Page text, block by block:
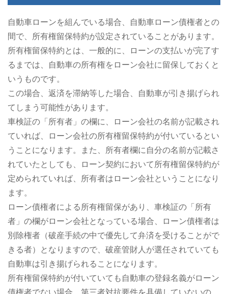
自動車ローンを組んでいる場合、自動車ローン債権者との
間で、所有権留保特約が設定されていることがあります。
所有権留保特約とは、一般的に、ローンの支払いが完了す
るまでは、自動車の所有権をローン会社に留保しておくと
いうものです。
この場合、返済を滞納等した場合、自動車が引き揚げられ
てしまう可能性があります。
車検証の「所有者」の欄に、ローン会社の名前が記載され
ていれば、ローン会社の所有権留保特約が付いているとい
うことになります。また、所有者欄に自分の名前が記載さ
れていたとしても、ローン契約において所有権留保特約が
定められていれば、所有者はローン会社ということになり
ます。
ローン債権者による所有権留保があり、車検証の「所有
者」の欄がローン会社となっている場合、ローン債権者は
別除権者（破産手続の中で優先して弁済を受けることがで
きる者）となりますので、破産管財人が選任されていても
自動車は引き揚げられることになります。
所有権留保特約が付いていても自動車の登録名義がローン